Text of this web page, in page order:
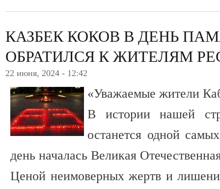
КАЗБЕК КОКОВ В ДЕНЬ
ОБРАТИЛСЯ К ЖИТЕЛЯМ
22 июня, 2024 - 12:42
«Уважаемые жители
В истории нашей
останется одной
день началась Великая
Ценой неимоверных жертв и